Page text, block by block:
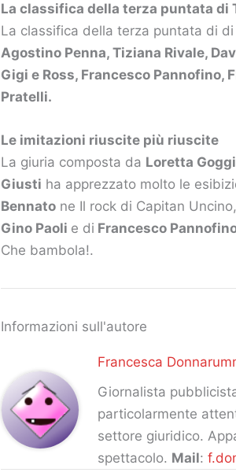
La classifica della terza puntata di
La classifica della terza puntata di
Agostino Penna, Tiziana Rivale,
Gigi e Ross, Francesco Pannofino,
Pratelli.
Le imitazioni riuscite più riuscite
La giuria composta da Loretta
Giusti ha apprezzato molto le
Bennato ne Il rock di Capitan
Gino Paoli e di Francesco
Che bambola!.
Informazioni sull'autore
Francesca
Giornalista
particolarmente
settore giuridico.
spettacolo. Mail: